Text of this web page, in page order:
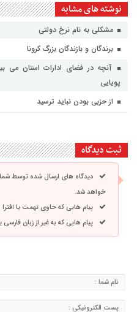
نوشته های مشابه
مشکلی به نام نرخ دولتی
برندگان و بازندگان بزرگ کرونا
آنچه در فضای ادارات استان می
پویایی
از حزبی بودن نباید ترسید
ثبت دیدگاه
دیدگاه های ارسال شده توسط
خواهد شد.
پیام هایی که حاوی تهمت یا
پیام هایی که به غیر از زبان